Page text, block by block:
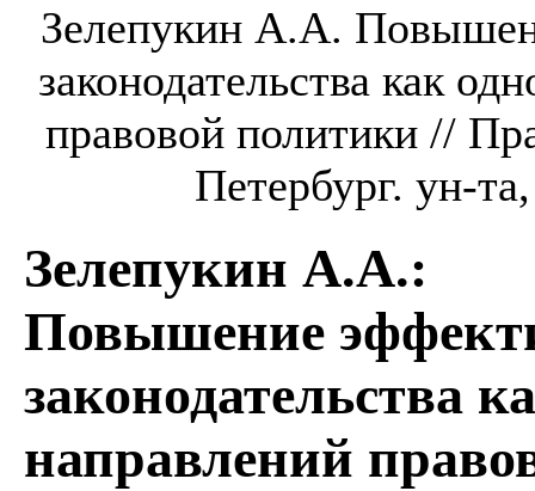
Зелепукин А.А.
законодательства как
правовой политики //
Петербург. ун-
Зелепукин А.А.:
Повышение
законодательства
направлений